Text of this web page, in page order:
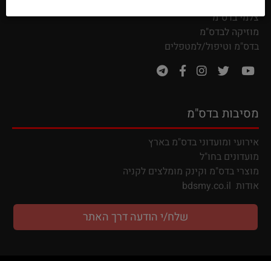
צלמי בדס"מ
מוזיקה לבדס"מ
בדס"מ וטיפול/למטפלים
מסיבות בדס"מ
אירועי ומועדוני בדס"מ בארץ
מועדונים בחו"ל
מוצרי בדס"מ וקינק מומלצים לקניה
אודות
שלח/י הודעה דרך האתר